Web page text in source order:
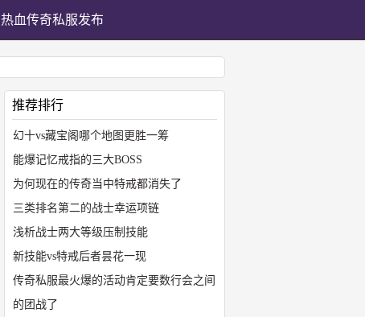
热血传奇私服发布
推荐排行
幻十vs藏宝阁哪个地图更胜一筹
能爆记忆戒指的三大BOSS
为何现在的传奇当中特戒都消失了
三类排名第二的战士幸运项链
浅析战士两大等级压制技能
新技能vs特戒后者昙花一现
传奇私服最火爆的活动肯定要数行会之间
的团战了